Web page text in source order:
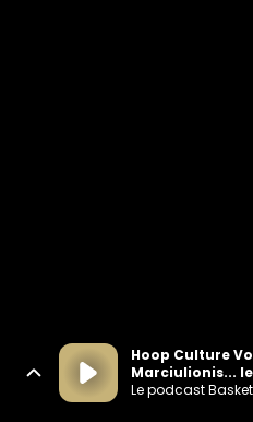
Hoop Culture
Marciulionis...
plus cultes !
Le podcast